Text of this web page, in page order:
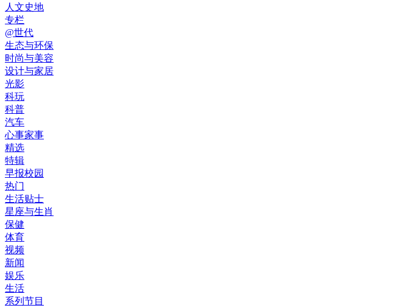
人文史地
专栏
@世代
生态与环保
时尚与美容
设计与家居
光影
科玩
科普
汽车
心事家事
精选
特辑
早报校园
热门
生活贴士
星座与生肖
保健
体育
视频
新闻
娱乐
生活
系列节目